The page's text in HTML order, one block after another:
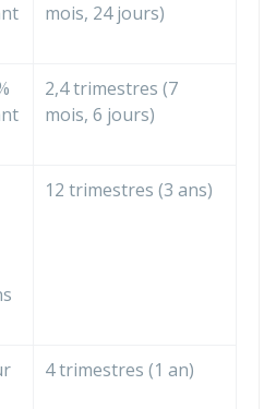
mois, 24 jours)
2,4 trimestres (7
mois, 6 jours)
12 trimestres (3 ans)
4 trimestres (1 an)